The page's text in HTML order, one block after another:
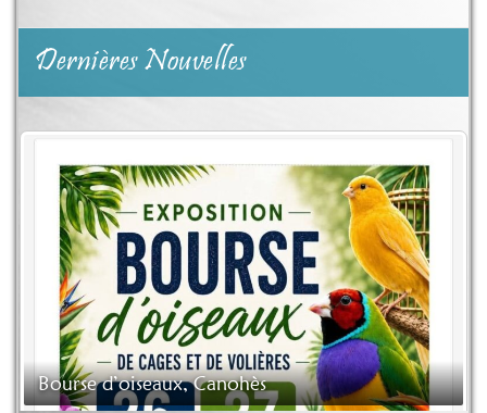
Dernières Nouvelles
Bourse d’oiseaux, Canohès